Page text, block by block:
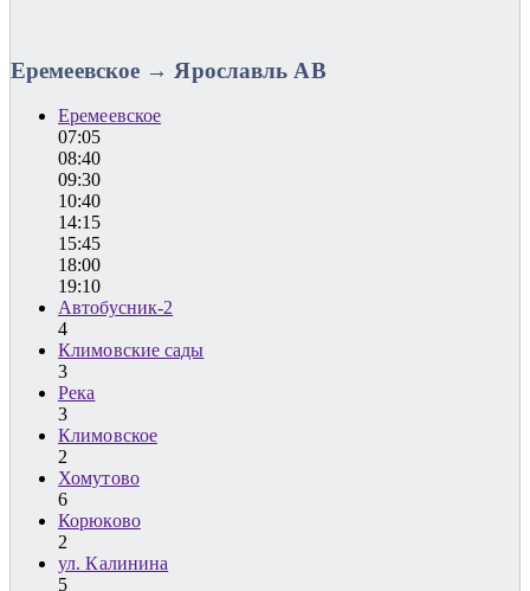
Еремеевское → Ярославль АВ
Еремеевское
07:05
08:40
09:30
10:40
14:15
15:45
18:00
19:10
Автобусник-2
4
Климовские сады
3
Река
3
Климовское
2
Хомутово
6
Корюково
2
ул. Калинина
5